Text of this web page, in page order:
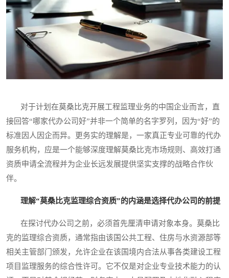
对于计划在莫桑比克开展工程监理业务的中国企业而言，直
接回答“哪家代办公司好”并非一个简单的名字罗列，因为“好”的
标准因人因企而异。更务实的理解是，一家真正专业可靠的代办
服务机构，应是一个能够深度理解莫桑比克市场规则、高效打通
资质申请全流程并为企业长远发展提供坚实支撑的战略合作伙
伴。
理解“莫桑比克监理综合资质”的内涵是选择代办公司的前提
在探讨代办公司之前，必须首先厘清申请对象本身。莫桑比
克的监理综合资质，通常指由该国公共工程、住房与水资源部等
相关主管部门颁发，允许企业在该国境内合法从事各类建设工程
项目监理服务的综合性许可。它不仅是对企业专业技术能力的认